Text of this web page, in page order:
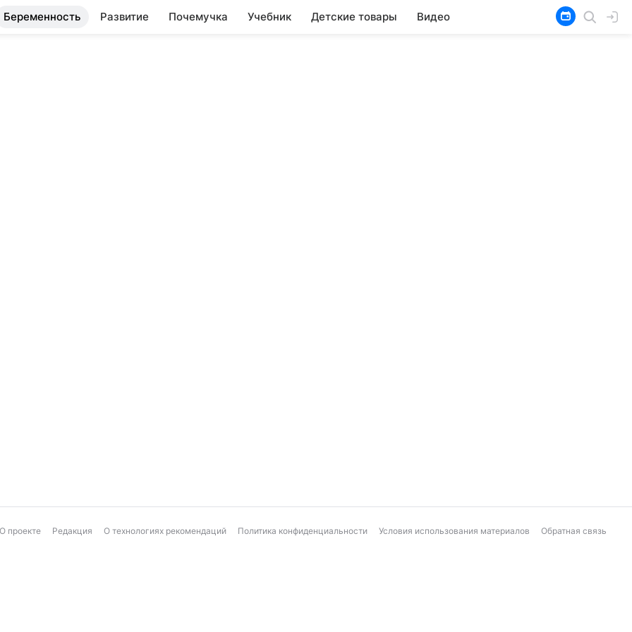
Беременность Развитие Почемучка Учебник Детские товары Видео
О проекте Редакция О технологиях рекомендаций Политика конфиденциальности Условия использования материалов Обратная связь